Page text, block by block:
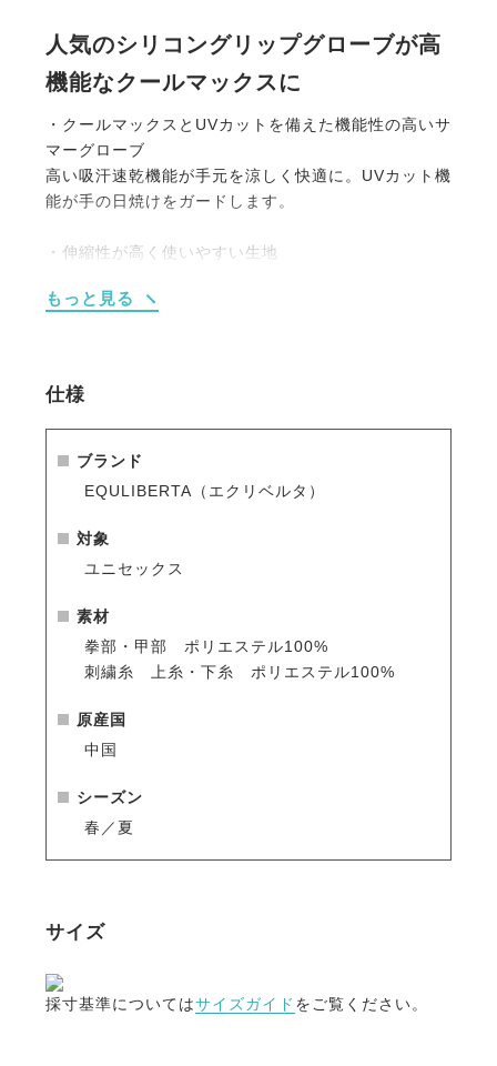
人気のシリコングリップグローブが高
機能なクールマックスに
・クールマックスとUVカットを備えた機能性の高いサ
マーグローブ
高い吸汗速乾機能が手元を涼しく快適に。UVカット機
能が手の日焼けをガードします。
・伸縮性が高く使いやすい生地
るのでとても心地よく使えるグローブです。
きがなく、伸びやすい素材です。
・生地が絡みにくい新型のマジックテープを採用。
テープ部分以外には貼り付かないので周りの生地や他
・生地は日本製。国内の大手テキスタイルメーカーが
製造した生地です。ソフトな風合いの鹿の子が特徴で
す。
もっと見る
仕様
ブランド
EQULIBERTA（エクリベルタ）
対象
ユニセックス
素材
拳部・甲部 ポリエステル100%
刺繍糸 上糸・下糸 ポリエステル100%
原産国
中国
シーズン
春／夏
サイズ
採寸基準についてはサイズガイド をご覧ください。